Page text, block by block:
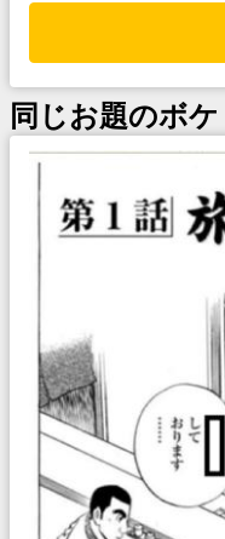
同じお題のボケ